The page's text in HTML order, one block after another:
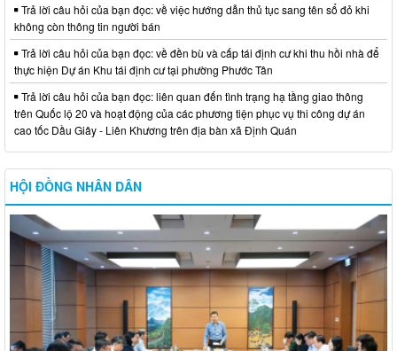
Trả lời câu hỏi của bạn đọc: về việc hướng dẫn thủ tục sang tên sổ đỏ khi
không còn thông tin người bán
Trả lời câu hỏi của bạn đọc: về đền bù và cấp tái định cư khi thu hồi nhà để
thực hiện Dự án Khu tái định cư tại phường Phước Tân
Trả lời câu hỏi của bạn đọc: liên quan đến tình trạng hạ tầng giao thông
trên Quốc lộ 20 và hoạt động của các phương tiện phục vụ thi công dự án
cao tốc Dầu Giây - Liên Khương trên địa bàn xã Định Quán
HỘI ĐỒNG NHÂN DÂN